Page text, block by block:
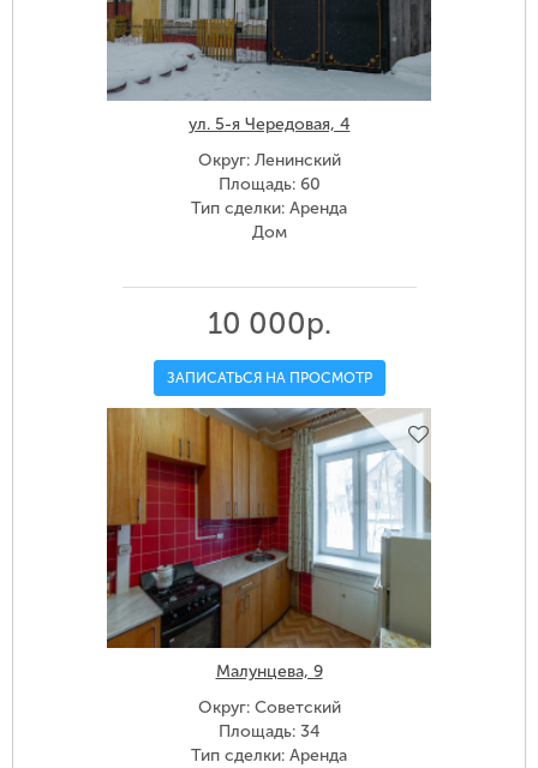
ул. 5-я Чередовая, 4
Округ: Ленинский
Площадь: 60
Тип сделки: Аренда
Дом
10 000р.
ЗАПИСАТЬСЯ НА ПРОСМОТР
Малунцева, 9
Округ: Советский
Площадь: 34
Тип сделки: Аренда